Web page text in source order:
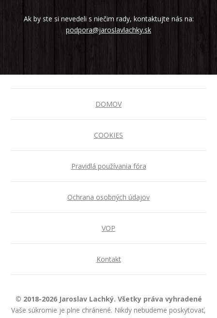
Ak by ste si nevedeli s niečim rady, kontaktujte nás na:
podpora@jaroslavlachky.sk
DOMOV
COOKIES
Pravidlá používania fóra
Ochrana osobných údajov
VOP
Kontakt
© 2018-2026 Jaroslav Lachký. Všetky práva vyhradené
Vaše súkromie je plne chránené. Nikdy nebudeme poskytovať,